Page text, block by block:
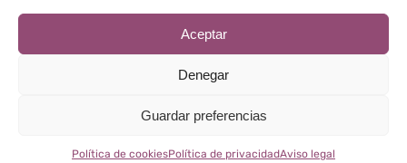
Aceptar
Denegar
Guardar preferencias
Política de cookiesPolítica de privacidadAviso legal
Prat de la Creu 59-65, 1º planta, escala D, AD500, Andorra la
Vella, Andorra.
Teléfono: +376 641 903
cookies| Diseño porInnoverweb